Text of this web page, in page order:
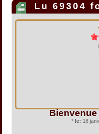
Lu 69304
Bienvenue
* le: 18